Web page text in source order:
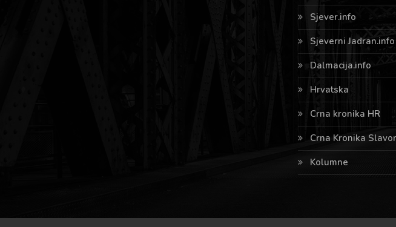
Sjever.info
Sjeverni Jadran.info
Dalmacija.info
Hrvatska
Crna kronika HR
Crna Kronika
Kolumne